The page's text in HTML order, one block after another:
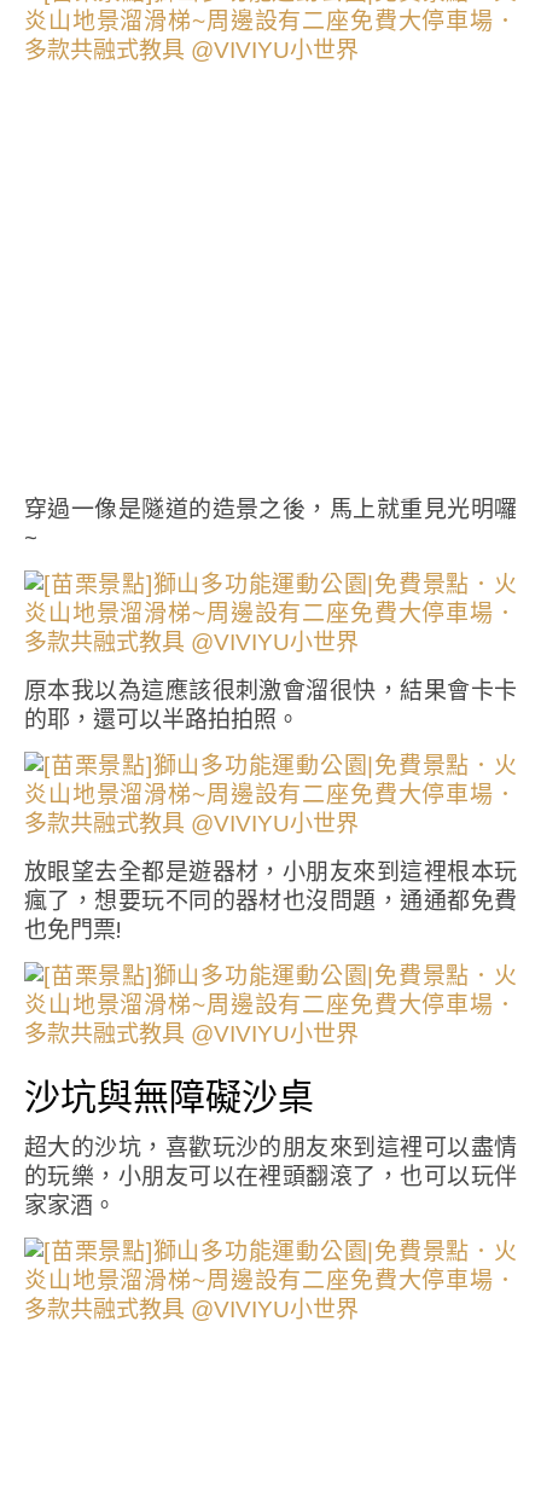
穿過一像是隧道的造景之後，馬上就重見光明囉
~
原本我以為這應該很刺激會溜很快，結果會卡卡
的耶，還可以半路拍拍照。
放眼望去全都是遊器材，小朋友來到這裡根本玩
瘋了，想要玩不同的器材也沒問題，通通都免費
也免門票!
沙坑與無障礙沙桌
超大的沙坑，喜歡玩沙的朋友來到這裡可以盡情
的玩樂，小朋友可以在裡頭翻滾了，也可以玩伴
家家酒。